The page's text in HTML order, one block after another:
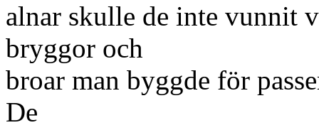
alnar skulle de inte vunnit
bryggor och
broar man byggde för
De